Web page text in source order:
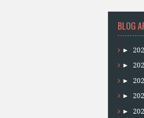
BLOG
►
►
►
►
►